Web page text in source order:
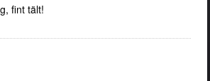
fint tält!